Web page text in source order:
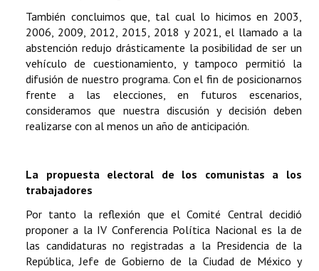
También concluimos que, tal cual lo hicimos en 2003,
2006, 2009, 2012, 2015, 2018 y 2021, el llamado a la
abstención redujo drásticamente la posibilidad de ser un
vehículo de cuestionamiento, y tampoco permitió la
difusión de nuestro programa. Con el fin de posicionarnos
frente a las elecciones, en futuros escenarios,
consideramos que nuestra discusión y decisión deben
realizarse con al menos un año de anticipación.
La propuesta electoral de los comunistas a los
trabajadores
Por tanto la reflexión que el Comité Central decidió
proponer a la IV Conferencia Política Nacional es la de
las candidaturas no registradas a la Presidencia de la
República, Jefe de Gobierno de la Ciudad de México y